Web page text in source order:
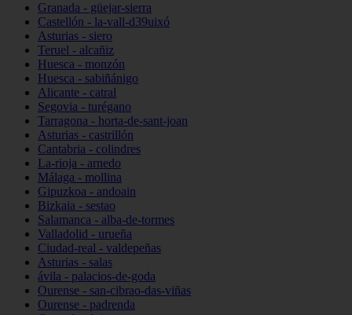
Granada - güejar-sierra
Castellón - la-vall-d39uixó
Asturias - siero
Teruel - alcañiz
Huesca - monzón
Huesca - sabiñánigo
Alicante - catral
Segovia - turégano
Tarragona - horta-de-sant-joan
Asturias - castrillón
Cantabria - colindres
La-rioja - arnedo
Málaga - mollina
Gipuzkoa - andoain
Bizkaia - sestao
Salamanca - alba-de-tormes
Valladolid - urueña
Ciudad-real - valdepeñas
Asturias - salas
ávila - palacios-de-goda
Ourense - san-cibrao-das-viñas
Ourense - padrenda